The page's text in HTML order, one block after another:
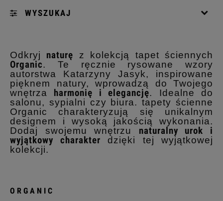
WYSZUKAJ
dostępne materiały: (wybierz)
dostępne wymiary rolek: (wybierz)
Odkryj naturę z kolekcją tapet ściennych
Organic. Te ręcznie rysowane wzory
autorstwa Katarzyny Jasyk, inspirowane
pięknem natury, wprowadzą do Twojego
wnętrza
harmonię i elegancję. Idealne do
salonu, sypialni czy biura. tapety ścienne
Organic charakteryzują się unikalnym
designem i wysoką jakością wykonania.
Dodaj swojemu wnętrzu naturalny urok i
wyjątkowy charakter dzięki tej wyjątkowej
kolekcji.
ORGANIC